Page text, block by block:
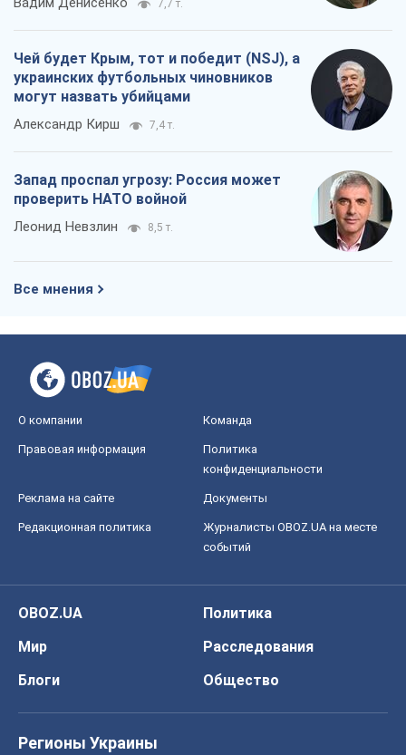
7,7 т.
Чей будет Крым, тот и победит (NSJ), а
украинских футбольных чиновников
могут назвать убийцами
Александр Кирш 7,4 т.
Запад проспал угрозу: Россия может
проверить НАТО войной
Леонид Невзлин 8,5 т.
Все мнения
О компании Команда
Правовая информация
Политика
конфиденциальности
Реклама на сайте Документы
Редакционная политика
Журналисты OBOZ.UA на месте
событий
OBOZ.UA
Политика
Мир
Расследования
Блоги
Общество
Регионы Украины